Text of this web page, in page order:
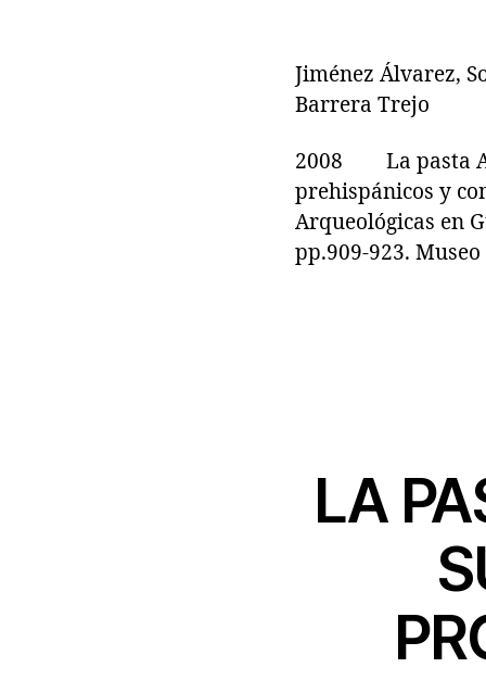
Jiménez Álvarez,
Barrera Trejo
2008 La pasta
prehispánicos y
Arqueológicas en
pp.909-923.
LA